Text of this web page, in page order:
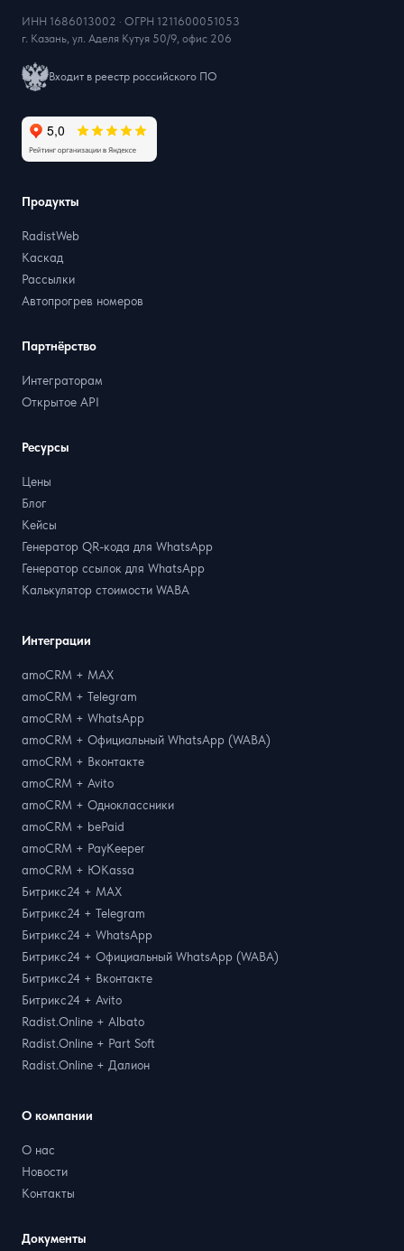
ИНН 1686013002 · ОГРН 1211600051053
г. Казань, ул. Аделя Кутуя 50/9, офис 206
Входит в реестр российского ПО
Интеграции
amoCRM + MAX
amoCRM + Telegram
amoCRM + WhatsApp
amoCRM + Официальный WhatsApp (WABA)
amoCRM + Вконтакте
amoCRM + Avito
amoCRM + Одноклассники
amoCRM + bePaid
amoCRM + PayKeeper
amoCRM + ЮKassa
Битрикс24 + MAX
Битрикс24 + Telegram
Битрикс24 + WhatsApp
Битрикс24 + Официальный WhatsApp (WABA)
Битрикс24 + Вконтакте
Битрикс24 + Avito
Radist.Online + Albato
Radist.Online + Part Soft
Radist.Online + Далион
Продукты
RadistWeb
Каскад
Рассылки
Автопрогрев номеров
Партнёрство
Интеграторам
Открытое API
Ресурсы
Цены
Блог
Кейсы
Генератор QR-кода для WhatsApp
Генератор ссылок для WhatsApp
Калькулятор стоимости WABA
О компании
О нас
Новости
Контакты
Документы